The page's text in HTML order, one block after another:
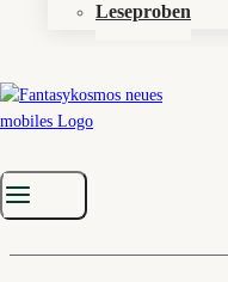
Leseproben
Sonst noch was?
Fantastisch werben
Newsletter